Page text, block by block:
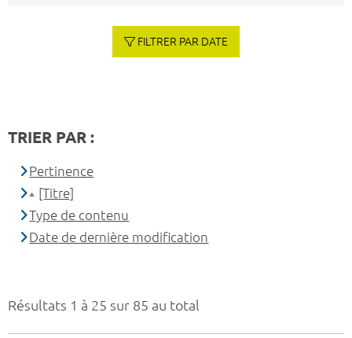
Résultats 1 à 25 sur 85 au total
FILTRER PAR DATE
TRIER PAR :
Pertinence
[Titre]
Type de contenu
Date de dernière modification